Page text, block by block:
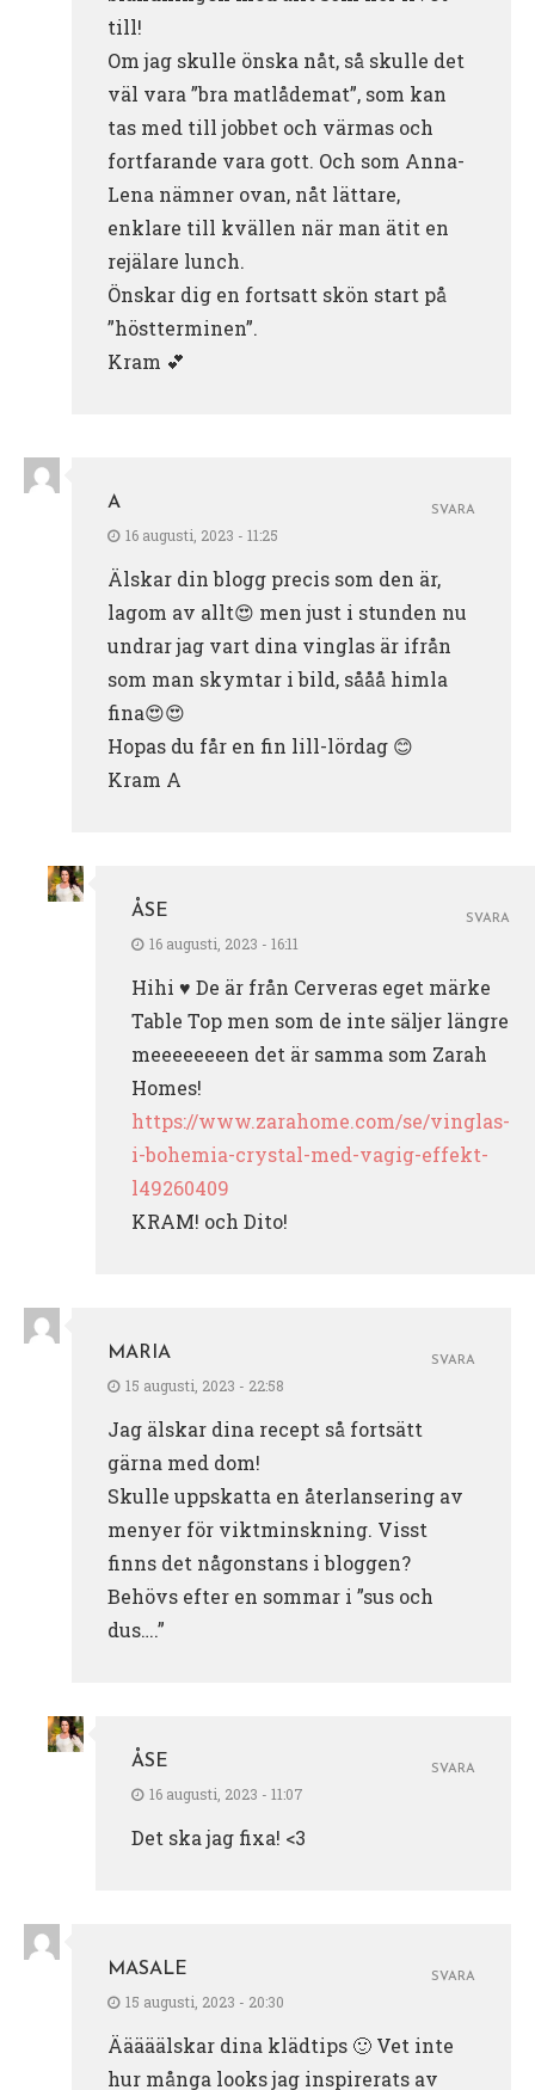
till!
Om jag skulle önska nåt, så skulle det
väl vara ”bra matlådemat”, som kan
tas med till jobbet och värmas och
fortfarande vara gott. Och som Anna-
Lena nämner ovan, nåt lättare,
enklare till kvällen när man ätit en
rejälare lunch.
Önskar dig en fortsatt skön start på
”höstterminen”.
Kram 💕
A
16 augusti, 2023 - 11:25
Älskar din blogg precis som den är,
lagom av allt😍 men just i stunden nu
undrar jag vart dina vinglas är ifrån
som man skymtar i bild, sååå himla
fina😍😍
Hopas du får en fin lill-lördag 😊
Kram A
SVARA
ÅSE
16 augusti, 2023 - 16:11
Hihi ♥️ De är från Cerveras eget märke
Table Top men som de inte säljer längre
meeeeeeeen det är samma som Zarah
Homes!
https://www.zarahome.com/se/vinglas-
i-bohemia-crystal-med-vagig-effekt-
l49260409
KRAM! och Dito!
SVARA
MARIA
15 augusti, 2023 - 22:58
Jag älskar dina recept så fortsätt
gärna med dom!
Skulle uppskatta en återlansering av
menyer för viktminskning. Visst
finns det någonstans i bloggen?
Behövs efter en sommar i ”sus och
dus….”
SVARA
ÅSE
16 augusti, 2023 - 11:07
Det ska jag fixa! <3
SVARA
MASALE
15 augusti, 2023 - 20:30
Ääääälskar dina klädtips 🙂 Vet inte
hur många looks jag inspirerats av
SVARA